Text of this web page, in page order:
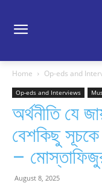
Home Op-eds and
Op-eds and Interviews
অর্থনীতি যে
বেশকিছু সূচকে
–
August 8, 2025